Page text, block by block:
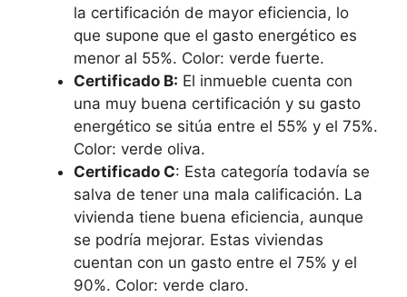
la certificación de mayor eficiencia, lo
que supone que el gasto energético es
menor al 55%. Color: verde fuerte.
Certificado B: El inmueble cuenta con
una muy buena certificación y su gasto
energético se sitúa entre el 55% y el 75%.
Color: verde oliva.
Certificado C: Esta categoría todavía se
salva de tener una mala calificación. La
vivienda tiene buena eficiencia, aunque
se podría mejorar. Estas viviendas
cuentan con un gasto entre el 75% y el
90%. Color: verde claro.